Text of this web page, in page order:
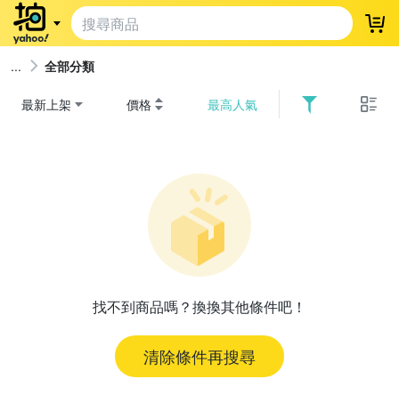
登
全部分類
最新上架 價格 最高人氣
找不到商品嗎？換換其他條件吧！
清除條件再搜尋